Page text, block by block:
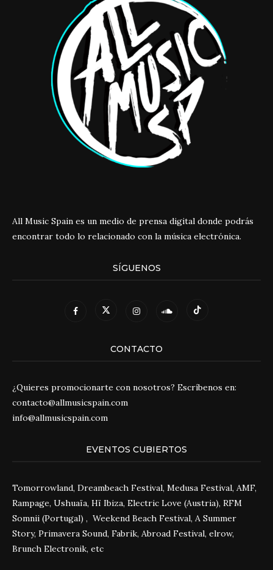
All Music Spain es un medio de prensa digital donde podrás
encontrar todo lo relacionado con la música electrónica.
SÍGUENOS
CONTACTO
¿Quieres promocionarte con nosotros? Escríbenos en:
contacto@allmusicspain.com
info@allmusicspain.com
EVENTOS CUBIERTOS
Tomorrowland, Dreambeach Festival, Medusa Festival, AMF,
Rampage, Ushuaïa, Hï Ibiza, Electric Love (Austria), RFM
Somnii (Portugal) , Weekend Beach Festival, A Summer
Story, Primavera Sound, Fabrik, Abroad Festival, elrow,
Brunch Electronik, etc